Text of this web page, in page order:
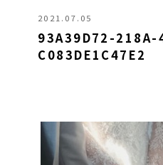
2021.07.05
93A39D72-218A-
C083DE1C47E2